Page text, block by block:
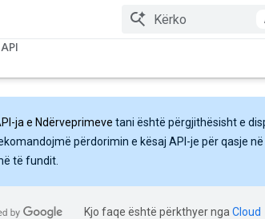
ja e Ndërveprimeve tani është përgjithësisht e
përdorimin e kësaj API-je për qasje
të fundit.
Kjo faqe është përkthyer nga Cloud